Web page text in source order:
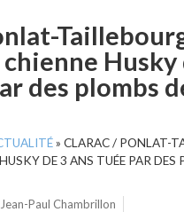
chienne Husky
des plombs
» CLARAC / PONLAT-
DE 3 ANS TUÉE PAR DES
Jean-Paul Chambrillon